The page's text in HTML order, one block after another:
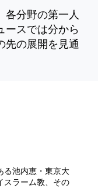
各分野の第一人
ースでは分から
先の展開を見通
る池内恵・東京⼤
スラーム教、その